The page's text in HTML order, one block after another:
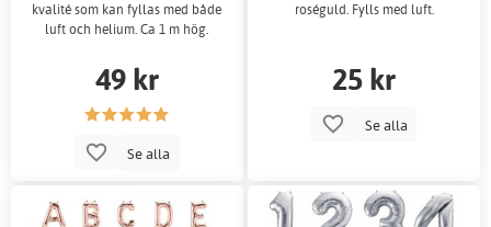
kvalité som kan fyllas med både
luft och helium. Ca 1 m hög.
49 kr
Se alla
roséguld. Fylls med luft.
25 kr
Se alla